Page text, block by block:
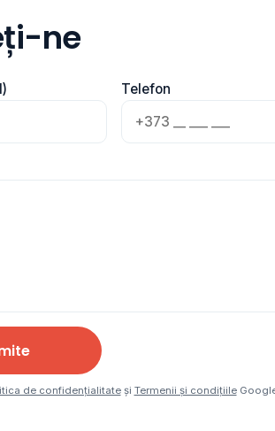
ne
Telefon
de confidențialitateși Termenii și condițiile